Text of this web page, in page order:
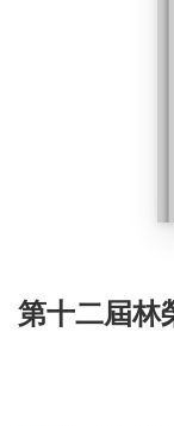
第十二屆林